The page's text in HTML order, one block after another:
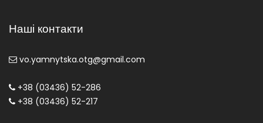
Наші контакти
vo.yamnytska.otg@gmail.com
+38 (03436) 52-286
+38 (03436) 52-217